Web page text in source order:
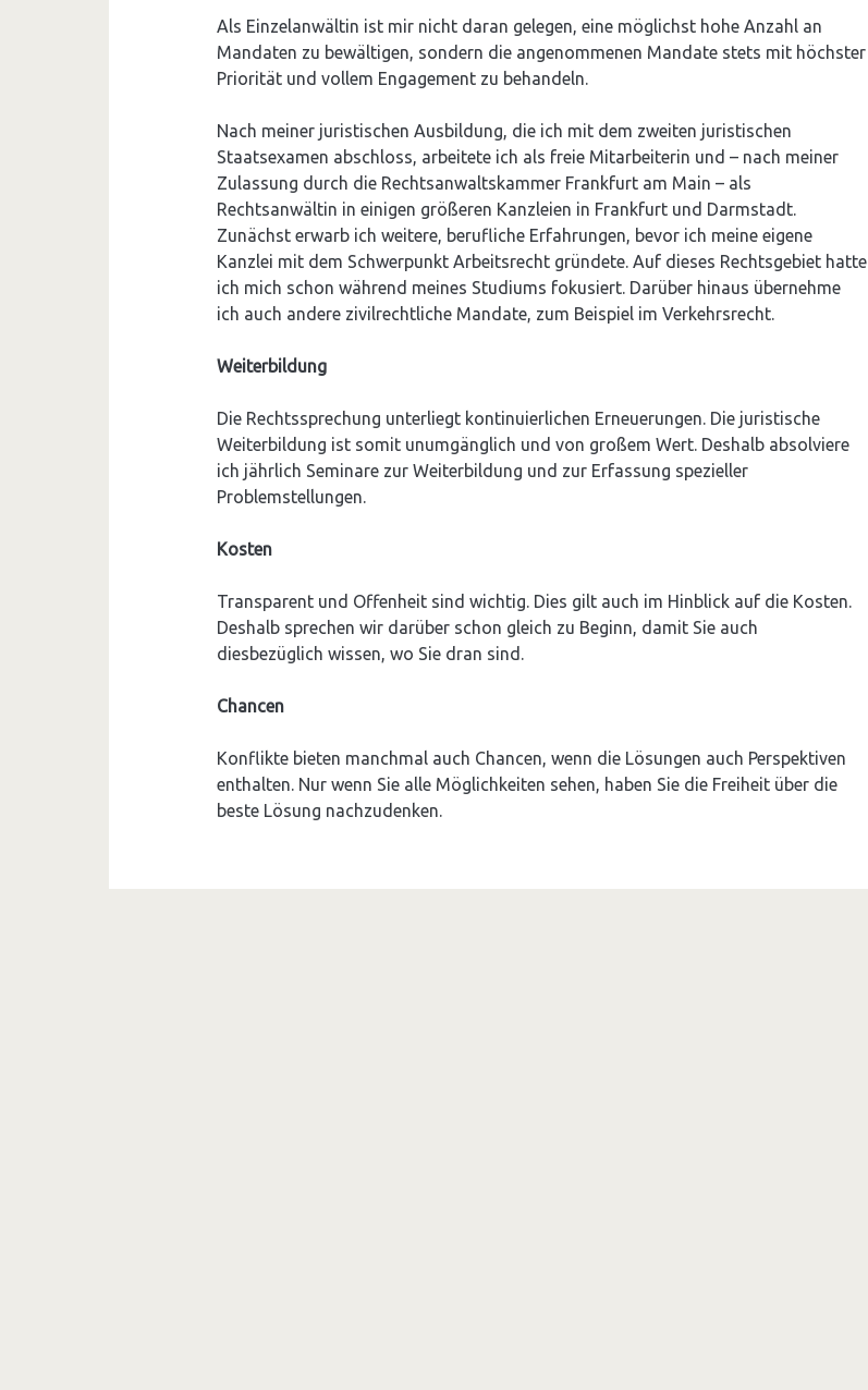
Als Einzelanwältin ist mir nicht daran gelegen, eine möglichst hohe Anzahl an
Mandaten zu bewältigen, sondern die angenommenen Mandate stets mit höchster
Priorität und vollem Engagement zu behandeln.
Nach meiner juristischen Ausbildung, die ich mit dem zweiten juristischen
Staatsexamen abschloss, arbeitete ich als freie Mitarbeiterin und – nach meiner
Zulassung durch die Rechtsanwaltskammer Frankfurt am Main – als
Rechtsanwältin in einigen größeren Kanzleien in Frankfurt und Darmstadt.
Zunächst erwarb ich weitere, berufliche Erfahrungen, bevor ich meine eigene
Kanzlei mit dem Schwerpunkt Arbeitsrecht gründete. Auf dieses Rechtsgebiet hatte
ich mich schon während meines Studiums fokusiert. Darüber hinaus übernehme
ich auch andere zivilrechtliche Mandate, zum Beispiel im Verkehrsrecht.
Weiterbildung
Die Rechtssprechung unterliegt kontinuierlichen Erneuerungen. Die juristische
Weiterbildung ist somit unumgänglich und von großem Wert. Deshalb absolviere
ich jährlich Seminare zur Weiterbildung und zur Erfassung spezieller
Problemstellungen.
Kosten
Transparent und Offenheit sind wichtig. Dies gilt auch im Hinblick auf die Kosten.
Deshalb sprechen wir darüber schon gleich zu Beginn, damit Sie auch
diesbezüglich wissen, wo Sie dran sind.
Chancen
Konflikte bieten manchmal auch Chancen, wenn die Lösungen auch Perspektiven
enthalten. Nur wenn Sie alle Möglichkeiten sehen, haben Sie die Freiheit über die
beste Lösung nachzudenken.